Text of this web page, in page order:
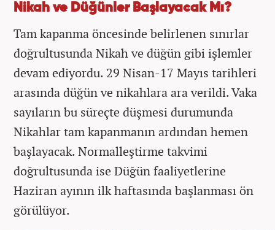
Nikah ve Düğünler Başlayacak Mı?
Tam kapanma öncesinde belirlenen sınırlar
doğrultusunda Nikah ve düğün gibi işlemler
devam ediyordu. 29 Nisan-17 Mayıs tarihleri
arasında düğün ve nikahlara ara verildi. Vaka
sayıların bu süreçte düşmesi durumunda
Nikahlar tam kapanmanın ardından hemen
başlayacak. Normalleştirme takvimi
doğrultusunda ise Düğün faaliyetlerine
Haziran ayının ilk haftasında başlanması ön
görülüyor.